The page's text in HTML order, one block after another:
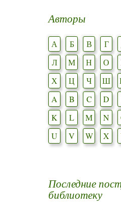
Авторы
А Б В Г
Л
М Н О
Х
Ц Ч Ш
A
B C D
K
L M N
U
V W X
Последние
библиотеку